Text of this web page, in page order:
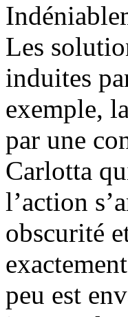
Les
induites
exemple,
par une
Carlotta
l’action
obscurité
peu est